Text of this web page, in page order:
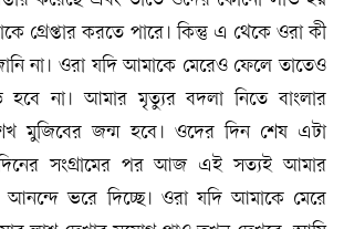
গ্রেপ্তার করতে পারে। কিন্তু এ থেকে ওরা কী
না। ওরা যদি আমাকে মেরেও ফেলে তাতেও
না। আমার মৃত্যুর বদলা নিতে বাংলার
মুজিবের জন্ম হবে। ওদের দিন শেষ এটা
সংগ্রামের পর আজ এই সত্যই আমার
ভরে দিচ্ছে। ওরা যদি আমাকে মেরে